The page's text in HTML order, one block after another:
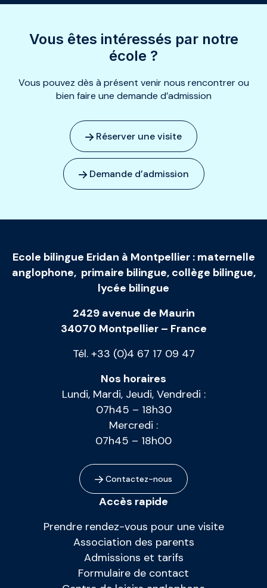
Vous êtes intéressés par notre
école ?
Vous pouvez dès à présent venir nous rencontrer ou
bien faire une demande d’admission
Réserver une visite
Demande d’admission
Ecole bilingue Eridan à Montpellier: maternelle
anglophone, primaire bilingue, collège bilingue,
lycée bilingue
2429 avenue de Maurin
34070 Montpellier – France
Tél. +33 (0)4 67 17 09 47
Nos horaires
Lundi, Mardi, Jeudi, Vendredi :
07h45 – 18h30
Mercredi :
07h45 – 18h00
Contactez-nous
Accès rapide
Prendre rendez-vous pour une visite
Association des parents
Admissions et tarifs
Formulaire de contact